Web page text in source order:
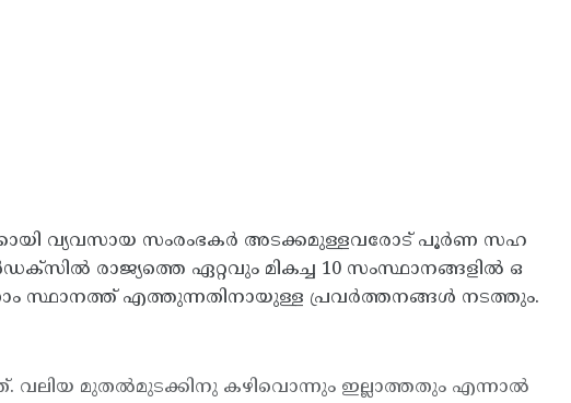
വ്യവസായ സംരംഭകര്‍ അടക്കമുള്ളവരോട് പൂര്‍ണ സഹ
രാജ്യത്തെ ഏറ്റവും മികച്ച 10 സംസ്ഥാനങ്ങളില്‍ ഒ
എത്തുന്നതിനായുള്ള പ്രവര്‍ത്തനങ്ങള്‍ നടത്തും.
വലിയ മുതല്‍മുടക്കിനു കഴിവൊന്നും ഇല്ലാത്തതും എന്നാല്‍